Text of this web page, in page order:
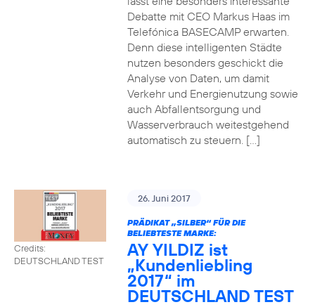
Debatte mit CEO Markus Haas im
Telefónica BASECAMP erwarten.
Denn diese intelligenten Städte
nutzen besonders geschickt die
Analyse von Daten, um damit
Verkehr und Energienutzung sowie
auch Abfallentsorgung und
Wasserverbrauch weitestgehend
automatisch zu steuern. […]
Credits:
DEUTSCHLAND TEST
26. Juni 2017
PRÄDIKAT „SILBER“ FÜR DIE
BELIEBTESTE MARKE:
AY YILDIZ ist
„Kundenliebling
2017“ im
DEUTSCHLAND TEST